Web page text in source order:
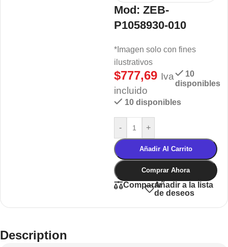
Mod: ZEB-
P1058930-010
*Imagen solo con fines
ilustrativos
$777,69 Iva
incluido
10
disponibles
10 disponibles
- +
Añadir Al Carrito
Comprar Ahora
CompararAñadir a la lista
de deseos
Description